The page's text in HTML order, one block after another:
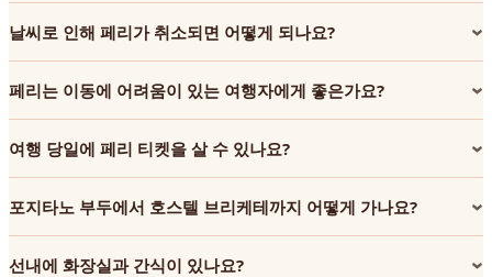
날씨로 인해 페리가 취소되면 어떻게 되나요?
페리는 이동에 어려움이 있는 여행자에게 좋은가요?
여행 당일에 페리 티켓을 살 수 있나요?
포지타노 부두에서 호스텔 브리케테까지 어떻게 가나요?
선내에 화장실과 간식이 있나요?